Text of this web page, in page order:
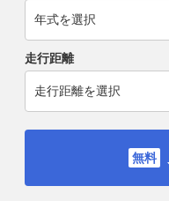
走行距離